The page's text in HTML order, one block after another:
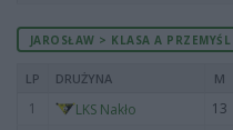
JAROSŁAW > KLASA A
LP DRUŻYNA M
1 LKS Nakło 13